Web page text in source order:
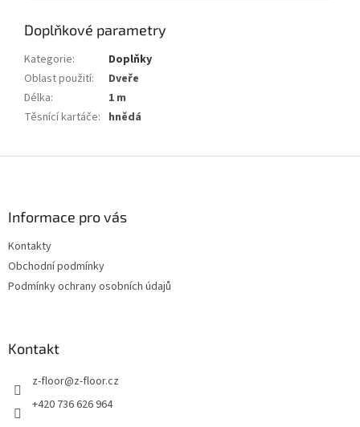
Doplňkové parametry
Kategorie:
Doplňky
Oblast použití:
Dveře
Délka:
1 m
Těsnící kartáče: hnědá
Informace pro vás
Kontakty
Obchodní podmínky
Podmínky ochrany osobních údajů
Kontakt
z-floor@z-floor.cz
+420 736 626 964